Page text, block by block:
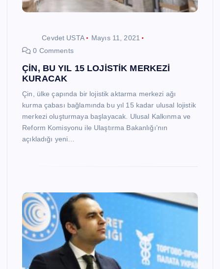
Cevdet USTA
Mayıs 11, 2021
0 Comments
ÇİN, BU YIL 15 LOJİSTİK MERKEZİ
KURACAK
Çin, ülke çapında bir lojistik aktarma merkezi ağı
kurma çabası bağlamında bu yıl 15 kadar ulusal lojistik
merkezi oluşturmaya başlayacak. Ulusal Kalkınma ve
Reform Komisyonu ile Ulaştırma Bakanlığı’nın
açıkladığı yeni…